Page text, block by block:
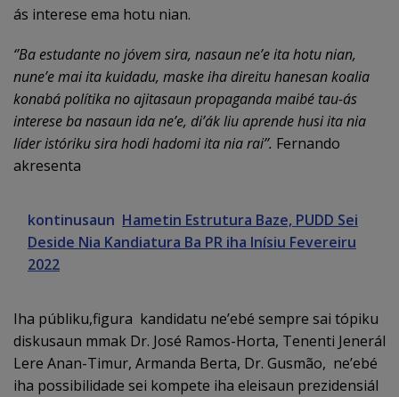
ás interese ema hotu nian.
‘’Ba estudante no jóvem sira, nasaun ne’e ita hotu nian,
nune’e mai ita kuidadu, maske iha direitu hanesan koalia
konabá polítika no ajitasaun propaganda maibé tau-ás
interese ba nasaun ida ne’e, di’ák liu aprende husi ita nia
líder istóriku sira hodi hadomi ita nia rai’’. Fernando
akresenta
kontinusaun Hametin Estrutura Baze, PUDD Sei
Deside Nia Kandiatura Ba PR iha Inísiu Fevereiru
2022
Iha públiku,figura kandidatu ne’ebé sempre sai tópiku
diskusaun mmak Dr. José Ramos-Horta, Tenenti Jenerál
Lere Anan-Timur, Armanda Berta, Dr. Gusmão, ne’ebé
iha possibilidade sei kompete iha eleisaun prezidensiál